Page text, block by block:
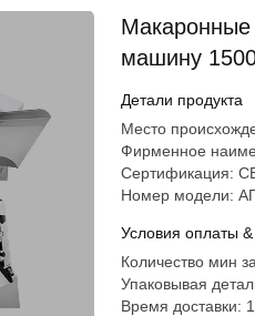
машину
Детали продукта
Место
Фирменное
Сертификация:
Номер модели:
Условия оплаты &
Количество мин
Упаковывая
Время доставки: